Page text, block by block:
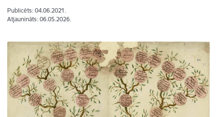
Publicēts: 04.06.2021.
Atjaunināts: 06.05.2026.